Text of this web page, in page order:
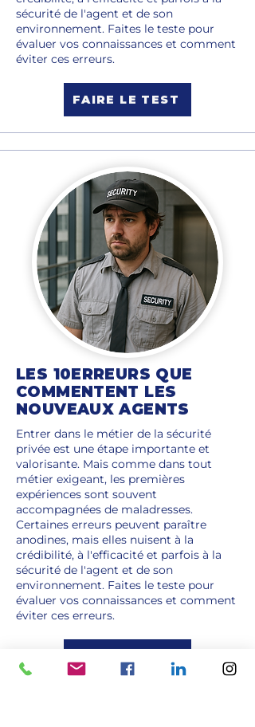
sécurité de l'agent et de son
environnement. Faites le teste pour
évaluer vos connaissances et comment
éviter ces erreurs.
FAIRE LE TEST
LES 10ERREURS QUE
COMMENTENT LES
NOUVEAUX AGENTS
Entrer dans le métier de la sécurité
privée est une étape importante et
valorisante. Mais comme dans tout
métier exigeant, les premières
expériences sont souvent
accompagnées de maladresses.
Certaines erreurs peuvent paraître
anodines, mais elles nuisent à la
crédibilité, à l'efficacité et parfois à la
sécurité de l'agent et de son
environnement. Faites le teste pour
évaluer vos connaissances et comment
éviter ces erreurs.